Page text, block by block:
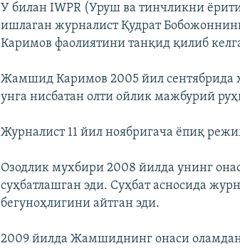
У билан IWPR (Уруш ва тинчликни
ишлаган журналист Қудрат
Каримов фаолиятини танқид қилиб
Жамшид Каримов 2005 йил сентябрида
унга нисбатан олти ойлик мажбурий
Журналист 11 йил ноябригача ëпиқ
Озодлик мухбири 2008 йилда унинг
суҳбатлашган эди. Суҳбат асносида
бегуноҳлигини айтган эди.
2009 йилда Жамшиднинг онаси